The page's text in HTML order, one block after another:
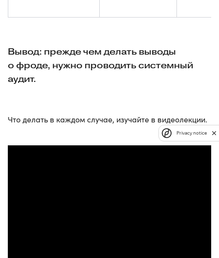
Вывод: прежде чем делать выводы
о фроде, нужно проводить системный
аудит.
Что делать в каждом случае, изучайте в видеолекции.
Privacy notice